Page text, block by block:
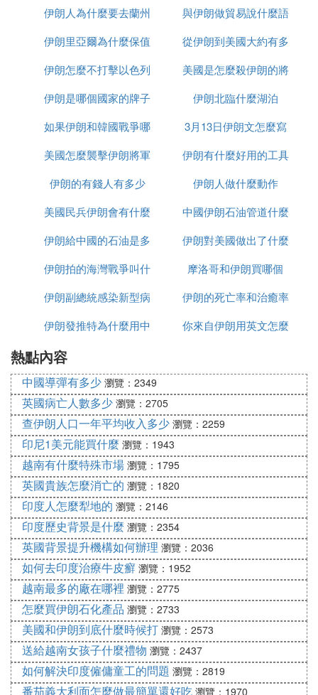
售
麼區別
伊朗人為什麼要去蘭州
與伊朗做貿易說什麼語
種
伊朗里亞爾為什麼保值
從伊朗到美國大約有多
少千米
伊朗怎麼不打擊以色列
美國是怎麼殺伊朗的將
軍的
伊朗是哪個國家的牌子
伊朗北臨什麼湖泊
如果伊朗和韓國戰爭哪
個贏
3月13日伊朗文怎麼寫
美國怎麼襲擊伊朗將軍
的
伊朗有什麼好用的工具
伊朗的有錢人有多少
伊朗人做什麼動作
美國民兵伊朗會有什麼
反應
中國伊朗石油管道什麼
時候建完
伊朗給中國的石油是多
少一桶
伊朗對美國做出了什麼
反應
伊朗拍的海灣戰爭叫什
麼名字
摩洛哥和伊朗買哪個
伊朗副總統感染新型病
毒有多少
伊朗的死亡率和治癒率
為什麼都高
伊朗發推特為什麼用中
你來自伊朗用英文怎麼
熱點內容
中國導彈有多少 瀏覽：2349
英國病亡人數多少 瀏覽：2705
查伊朗人口一年平均收入多少 瀏覽：2259
印尼1美元能買什麼 瀏覽：1943
越南有什麼特殊市場 瀏覽：1795
英國貴族怎麼消亡的 瀏覽：1820
印度人怎麼犁地的 瀏覽：2146
印度歷史背景是什麼 瀏覽：2354
英國背景提升機構如何辦理 瀏覽：2036
如何去印度治療牛皮癬 瀏覽：1952
越南最多的廠在哪裡 瀏覽：2775
怎麼買伊朗石化產品 瀏覽：2733
美國和伊朗到底什麼時候打 瀏覽：2573
送給越南女孩子什麼禮物 瀏覽：2437
如何解決印度僱傭童工的問題 瀏覽：2819
番茄義大利面怎麼做最簡單還好吃 瀏覽：1970